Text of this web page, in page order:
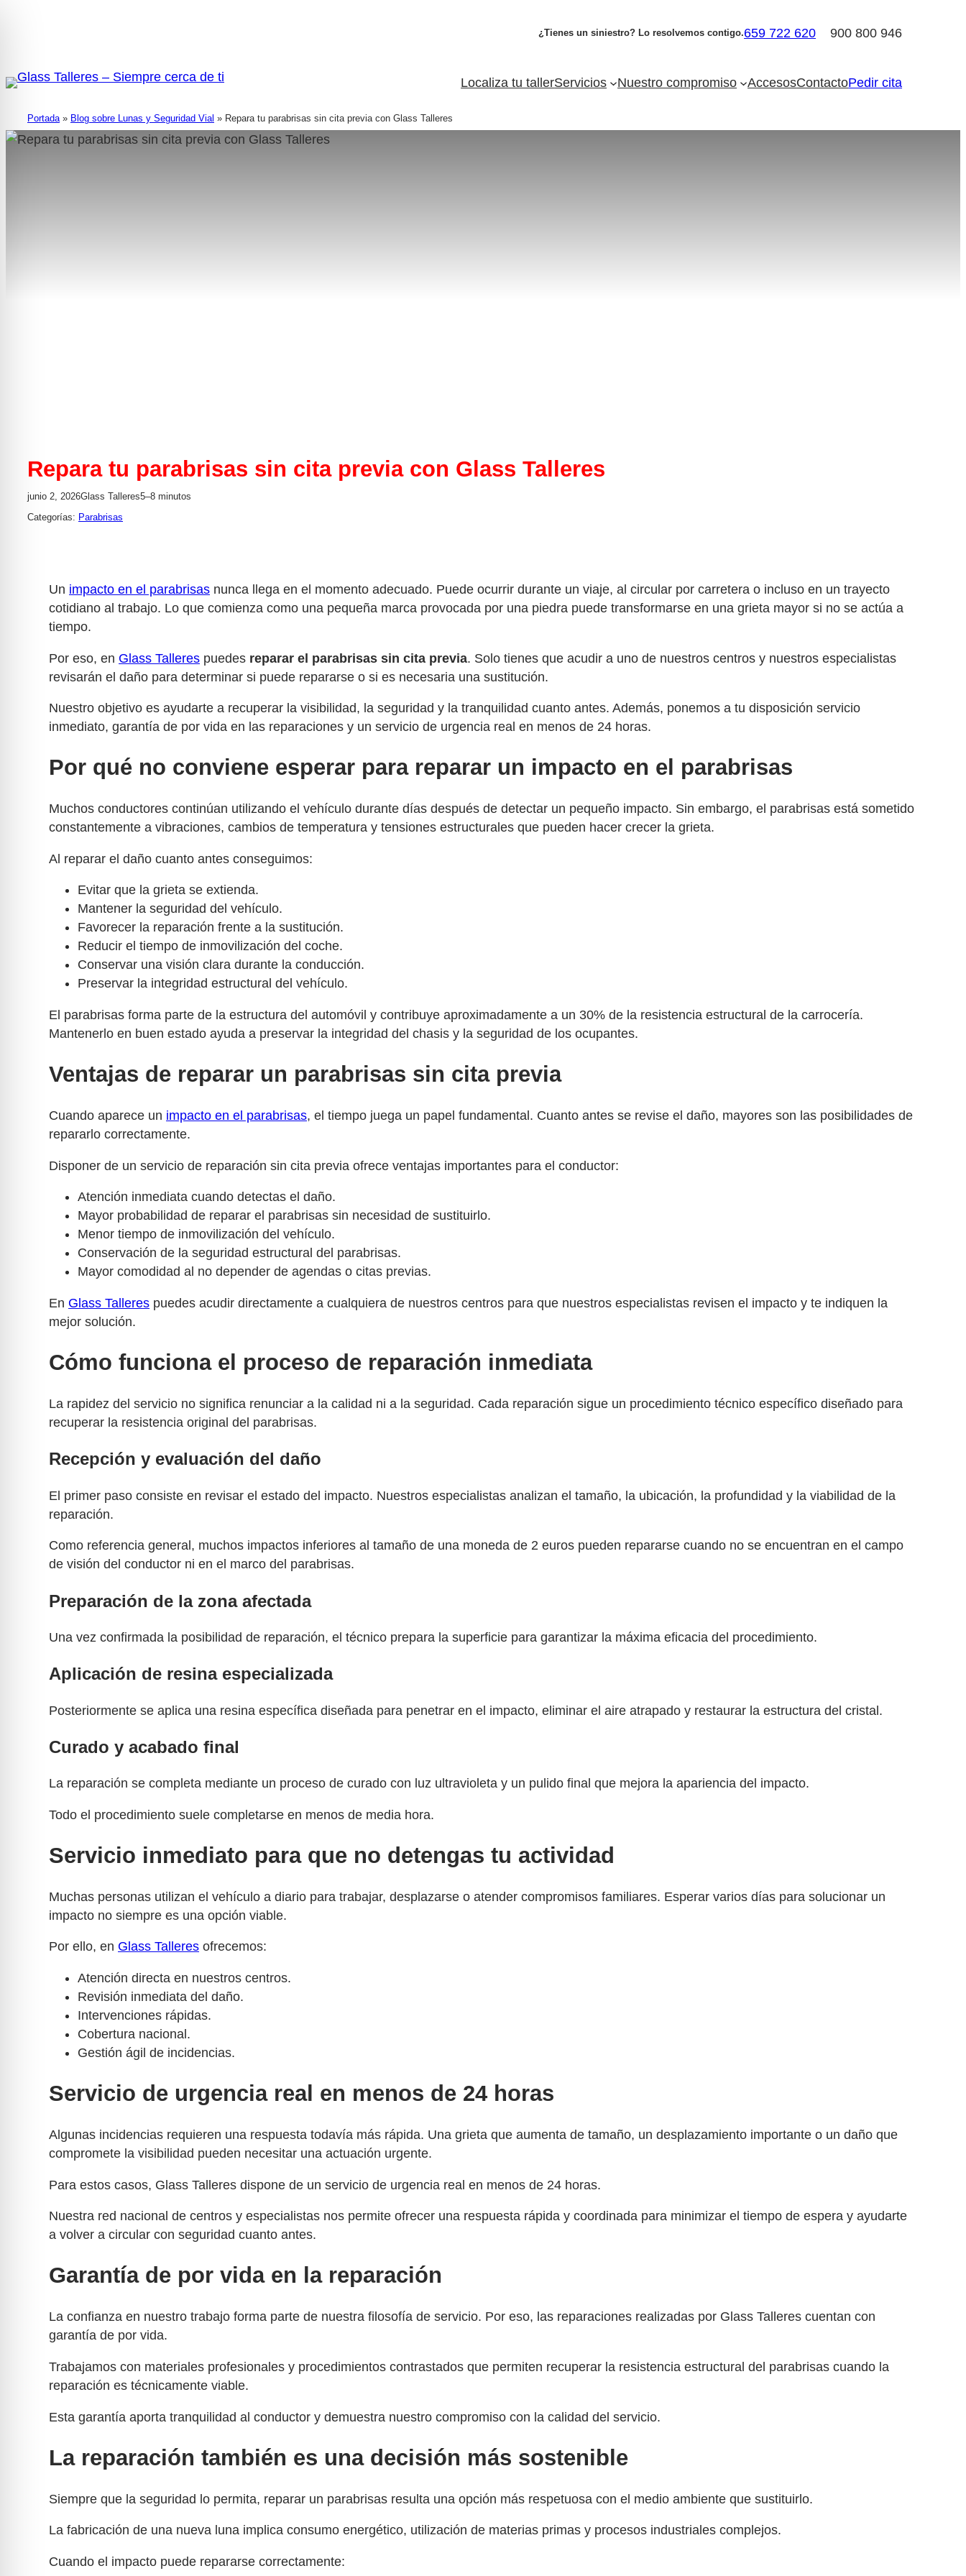
¿Tienes un siniestro? Lo resolvemos contigo.659 722 620 900 800 946
Localiza tu tallerServicios Nuestro compromiso AccesosContactoPedir cita
Portada» Blog sobre Lunas y Seguridad Vial » Repara tu parabrisas sin cita previa con Glass Talleres
Repara tu parabrisas sin cita previa con Glass Talleres
junio 2, 2026Glass Talleres5–8 minutos
Categorías: Parabrisas
Un impacto en el parabrisas nunca llega en el momento adecuado. Puede ocurrir durante un viaje, al circular por carretera o incluso en un trayecto
cotidiano al trabajo. Lo que comienza como una pequeña marca provocada por una piedra puede transformarse en una grieta mayor si no se actúa a
tiempo.
Por eso, en Glass Talleres puedes reparar el parabrisas sin cita previa. Solo tienes que acudir a uno de nuestros centros y nuestros especialistas
revisarán el daño para determinar si puede repararse o si es necesaria una sustitución.
Nuestro objetivo es ayudarte a recuperar la visibilidad, la seguridad y la tranquilidad cuanto antes. Además, ponemos a tu disposición servicio
inmediato, garantía de por vida en las reparaciones y un servicio de urgencia real en menos de 24 horas.
Por qué no conviene esperar para reparar un impacto en el parabrisas
Muchos conductores continúan utilizando el vehículo durante días después de detectar un pequeño impacto. Sin embargo, el parabrisas está sometido
constantemente a vibraciones, cambios de temperatura y tensiones estructurales que pueden hacer crecer la grieta.
Al reparar el daño cuanto antes conseguimos:
Evitar que la grieta se extienda.
Mantener la seguridad del vehículo.
Favorecer la reparación frente a la sustitución.
Reducir el tiempo de inmovilización del coche.
Conservar una visión clara durante la conducción.
Preservar la integridad estructural del vehículo.
El parabrisas forma parte de la estructura del automóvil y contribuye aproximadamente a un 30% de la resistencia estructural de la carrocería.
Mantenerlo en buen estado ayuda a preservar la integridad del chasis y la seguridad de los ocupantes.
Ventajas de reparar un parabrisas sin cita previa
Cuando aparece un impacto en el parabrisas, el tiempo juega un papel fundamental. Cuanto antes se revise el daño, mayores son las posibilidades de
repararlo correctamente.
Disponer de un servicio de reparación sin cita previa ofrece ventajas importantes para el conductor:
Atención inmediata cuando detectas el daño.
Mayor probabilidad de reparar el parabrisas sin necesidad de sustituirlo.
Menor tiempo de inmovilización del vehículo.
Conservación de la seguridad estructural del parabrisas.
Mayor comodidad al no depender de agendas o citas previas.
En Glass Talleres puedes acudir directamente a cualquiera de nuestros centros para que nuestros especialistas revisen el impacto y te indiquen la
mejor solución.
Cómo funciona el proceso de reparación inmediata
La rapidez del servicio no significa renunciar a la calidad ni a la seguridad. Cada reparación sigue un procedimiento técnico específico diseñado para
recuperar la resistencia original del parabrisas.
Recepción y evaluación del daño
El primer paso consiste en revisar el estado del impacto. Nuestros especialistas analizan el tamaño, la ubicación, la profundidad y la viabilidad de la
reparación.
Como referencia general, muchos impactos inferiores al tamaño de una moneda de 2 euros pueden repararse cuando no se encuentran en el campo
de visión del conductor ni en el marco del parabrisas.
Preparación de la zona afectada
Una vez confirmada la posibilidad de reparación, el técnico prepara la superficie para garantizar la máxima eficacia del procedimiento.
Aplicación de resina especializada
Posteriormente se aplica una resina específica diseñada para penetrar en el impacto, eliminar el aire atrapado y restaurar la estructura del cristal.
Curado y acabado final
La reparación se completa mediante un proceso de curado con luz ultravioleta y un pulido final que mejora la apariencia del impacto.
Todo el procedimiento suele completarse en menos de media hora.
Servicio inmediato para que no detengas tu actividad
Muchas personas utilizan el vehículo a diario para trabajar, desplazarse o atender compromisos familiares. Esperar varios días para solucionar un
impacto no siempre es una opción viable.
Por ello, en Glass Talleres ofrecemos:
Atención directa en nuestros centros.
Revisión inmediata del daño.
Intervenciones rápidas.
Cobertura nacional.
Gestión ágil de incidencias.
Servicio de urgencia real en menos de 24 horas
Algunas incidencias requieren una respuesta todavía más rápida. Una grieta que aumenta de tamaño, un desplazamiento importante o un daño que
compromete la visibilidad pueden necesitar una actuación urgente.
Para estos casos, Glass Talleres dispone de un servicio de urgencia real en menos de 24 horas.
Nuestra red nacional de centros y especialistas nos permite ofrecer una respuesta rápida y coordinada para minimizar el tiempo de espera y ayudarte
a volver a circular con seguridad cuanto antes.
Garantía de por vida en la reparación
La confianza en nuestro trabajo forma parte de nuestra filosofía de servicio. Por eso, las reparaciones realizadas por Glass Talleres cuentan con
garantía de por vida.
Trabajamos con materiales profesionales y procedimientos contrastados que permiten recuperar la resistencia estructural del parabrisas cuando la
reparación es técnicamente viable.
Esta garantía aporta tranquilidad al conductor y demuestra nuestro compromiso con la calidad del servicio.
La reparación también es una decisión más sostenible
Siempre que la seguridad lo permita, reparar un parabrisas resulta una opción más respetuosa con el medio ambiente que sustituirlo.
La fabricación de una nueva luna implica consumo energético, utilización de materias primas y procesos industriales complejos.
Cuando el impacto puede repararse correctamente: